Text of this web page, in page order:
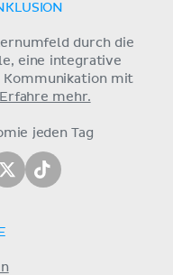
durch die
eine integrative
Kommunikation mit
Erfahre mehr.
jeden Tag